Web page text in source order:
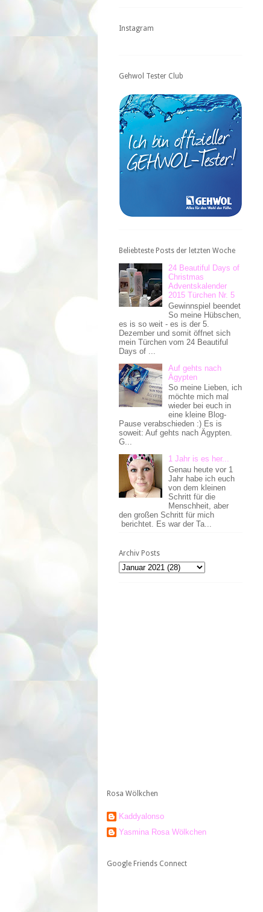
Instagram
Gehwol Tester Club
Beliebteste Posts der letzten Woche
24 Beautiful Days of
Christmas
Adventskalender
2015 Türchen Nr. 5
Gewinnspiel beendet
So meine Hübschen,
es is so weit - es is der 5.
Dezember und somit öffnet sich
mein Türchen vom 24 Beautiful
Days of ...
Auf gehts nach
Ägypten
So meine Lieben, ich
möchte mich mal
wieder bei euch in
eine kleine Blog-
Pause verabschieden :) Es is
soweit: Auf gehts nach Ägypten.
G...
1 Jahr is es her...
Genau heute vor 1
Jahr habe ich euch
von dem kleinen
Schritt für die
Menschheit, aber
den großen Schritt für mich
berichtet. Es war der Ta...
Archiv Posts
Rosa Wölkchen
Kaddyalonso
Yasmina Rosa Wölkchen
Google Friends Connect